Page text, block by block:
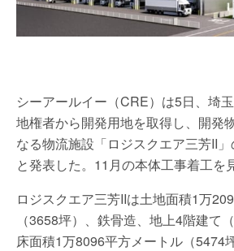
シーアールイー（CRE）は5日、埼
地権者から開発用地を取得し、開発
なる物流施設「ロジスクエア三芳II」
と発表した。11月の本体工事着工を
ロジスクエア三芳IIは土地面積1万
（3658坪）、鉄骨造、地上4階建て
床面積1万8096平方メートル（5474